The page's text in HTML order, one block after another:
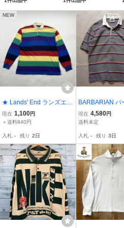
(ポケット付) (ローブ
リード) ブラック
NEW
★ Lands' End ランズエン
ド ポロシャツ ラガーシャ
ツ 長袖 トップス ボーダ
ンズ
現在 1,100円
＋送料840円
入札 - 残り 2日
BARBARIAN バ
ン カナダ製 肉厚
ー ラガーシャツ
美品
現在 4,580円
送料未定
入札 - 残り 3日